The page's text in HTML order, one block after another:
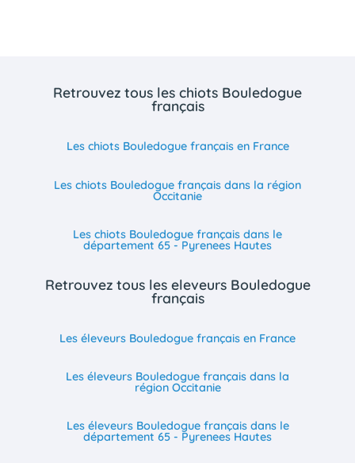
Retrouvez tous les chiots Bouledogue
français
Les chiots Bouledogue français en France
Les chiots Bouledogue français dans la région
Occitanie
Les chiots Bouledogue français dans le
département 65 - Pyrenees Hautes
Retrouvez tous les eleveurs Bouledogue
français
Les éleveurs Bouledogue français en France
Les éleveurs Bouledogue français dans la
région Occitanie
Les éleveurs Bouledogue français dans le
département 65 - Pyrenees Hautes